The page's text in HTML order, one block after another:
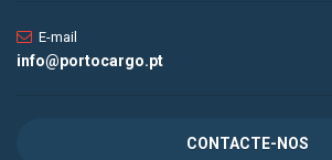
E-mail
info@portocargo.pt
CONTACTE-NOS